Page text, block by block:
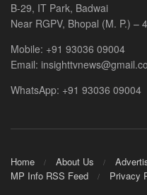
B-29, IT Park, Badwai
Near RGPV, Bhopal (M. P.) –
Mobile: +91 93036 09004
Email:
WhatsApp: +91 93036 09004
Home About Us
MP Info RSS Feed
Privacy